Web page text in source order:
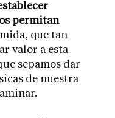
permitan
que tan
valor a esta
sepamos dar
de nuestra